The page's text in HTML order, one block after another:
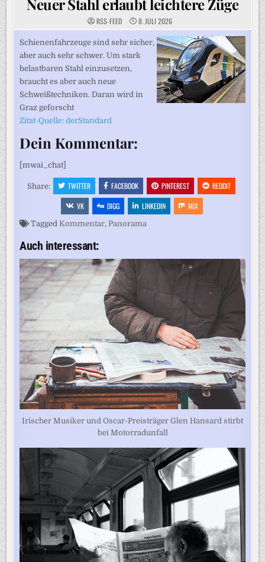
Neuer Stahl erlaubt leichtere Züge
RSS-FEED 8. JULI 2026
Schienenfahrzeuge sind sehr sicher,
aber auch sehr schwer. Um stark
belastbaren Stahl einzusetzen,
braucht es aber auch neue
Schweißtechniken. Daran wird in
Graz geforscht
Zitat-Quelle: derStandard
Dein Kommentar:
[mwai_chat]
Share: TWITTER FACEBOOK PINTEREST
REDDIT
VK
DIGG LINKEDIN MIX
Tagged Kommentar, Panorama
Auch interessant:
Irischer Musiker und Oscar-Preisträger Glen Hansard stirbt
bei Motorradunfall